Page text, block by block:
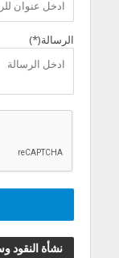
الرسالة(*)
نشأة النقود